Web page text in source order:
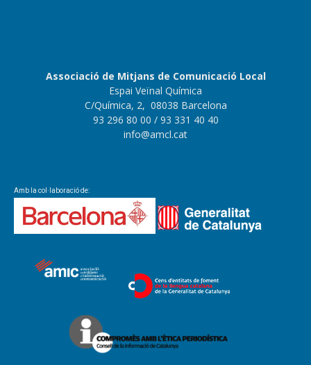
Associació de Mitjans de Comunicació Local
Espai Veïnal Química
C/Química, 2, 08038 Barcelona
93 296 80 00 / 93 331 40 40
info@amcl.cat
Amb la col·laboració de: